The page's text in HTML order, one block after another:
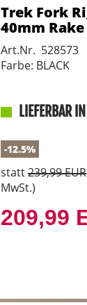
Trek Fork
40mm
Art.Nr. 528573
Farbe: BLACK
LIEFERBAR
-12.5%
statt239,99 EUR
MwSt.)
209,99